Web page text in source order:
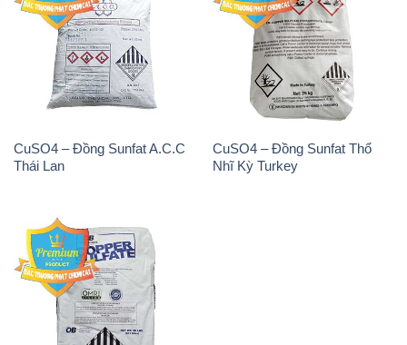
CuSO4 – Đồng Sunfat A.C.C
Thái Lan
CuSO4 – Đồng Sunfat Thổ
Nhĩ Kỳ Turkey